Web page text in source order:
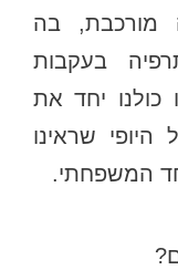
מורכבת, בה
בעקבות
כולנו יחד את
שראינו
המשפחתי.